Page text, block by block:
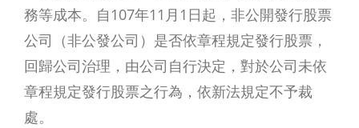
務等成本。自107年11月1日起，非公開發行股票
公司（非公發公司）是否依章程規定發行股票，
回歸公司治理，由公司自行決定，對於公司未依
章程規定發行股票之行為，依新法規定不予裁
處。